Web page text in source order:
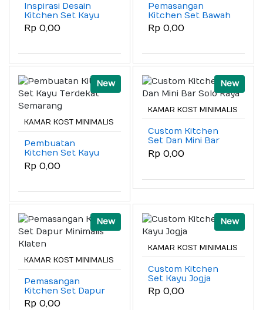
Inspirasi Desain
Kitchen Set Kayu
Minimalis Klaten
Rp 0,00
Pemasangan
Kitchen Set Bawah
Dan Atas Jogja
Rp 0,00
New
KAMAR KOST MINIMALIS
Pembuatan
Kitchen Set Kayu
Terdekat
Semarang
Rp 0,00
New
KAMAR KOST MINIMALIS
Custom Kitchen
Set Dan Mini Bar
Solo Raya
Rp 0,00
New
KAMAR KOST MINIMALIS
Pemasangan
Kitchen Set Dapur
Minimalis Klaten
Rp 0,00
New
KAMAR KOST MINIMALIS
Custom Kitchen
Set Kayu Jogja
Rp 0,00